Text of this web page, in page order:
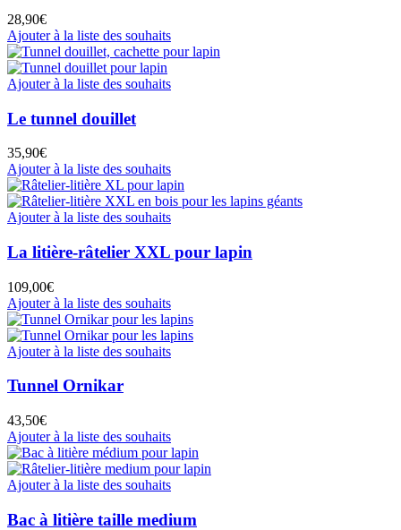
28,90€
Ajouter à la liste des souhaits
Ajouter à la liste des souhaits
Le tunnel douillet
35,90€
Ajouter à la liste des souhaits
Ajouter à la liste des souhaits
La litière-râtelier XXL pour lapin
109,00€
Ajouter à la liste des souhaits
Ajouter à la liste des souhaits
Tunnel Ornikar
43,50€
Ajouter à la liste des souhaits
Ajouter à la liste des souhaits
Bac à litière taille medium